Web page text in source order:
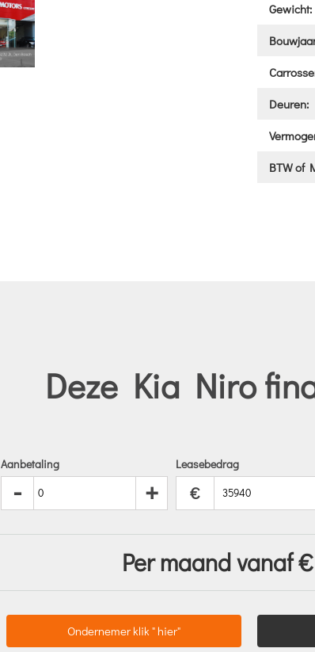
Gewicht:
Deuren:
BTW of
Deze Kia Niro
Aanbetaling
- +
Leasebedrag
€
Per maand vanaf €
Ondernemer klik " hier"